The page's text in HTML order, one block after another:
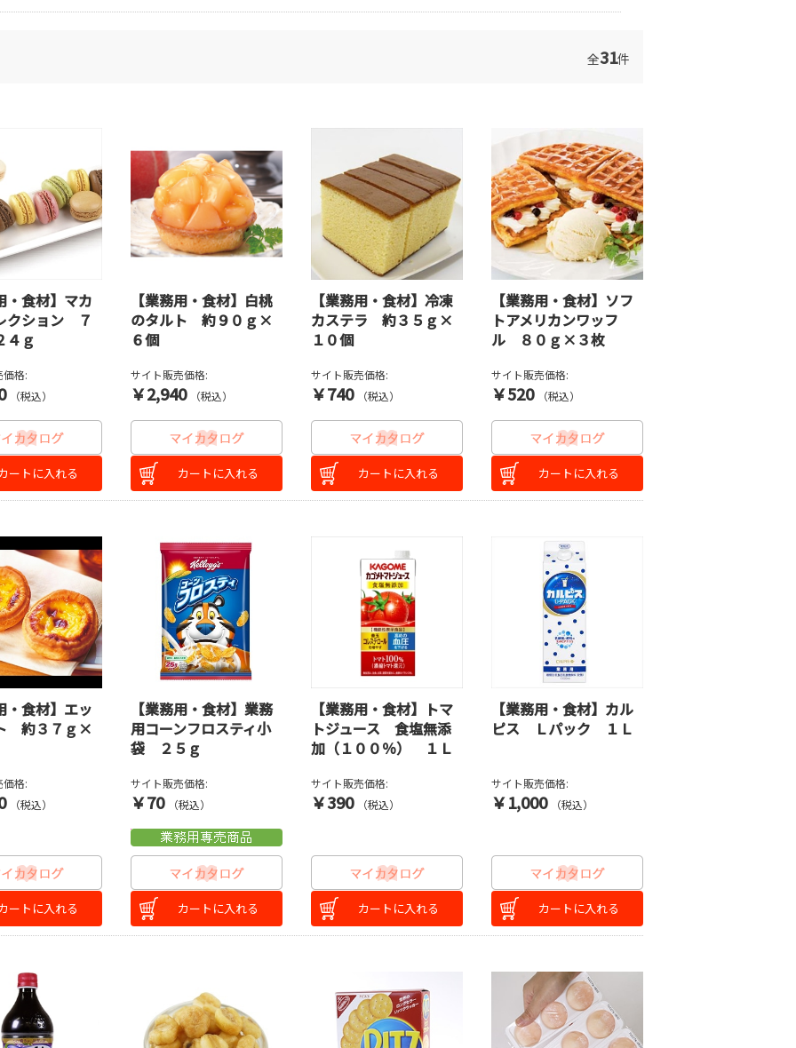
全31件
・食材】マカ
クション ７
ｇ
価格:
（税込）
ートに入れる
【業務用・食材】白桃
のタルト 約９０ｇ×
６個
サイト販売価格:
￥2,940 （税込）
カートに入れる
【業務用・食材】冷凍
カステラ 約３５ｇ×
１０個
サイト販売価格:
￥740 （税込）
カートに入れる
【業務用・食材】ソフ
トアメリカンワッフ
ル ８０ｇ×３枚
サイト販売価格:
￥520 （税込）
カートに入れる
・食材】エッ
約３７ｇ×
価格:
（税込）
ートに入れる
【業務用・食材】業務
用コーンフロスティ小
袋 ２５ｇ
サイト販売価格:
￥70 （税込）
カートに入れる
【業務用・食材】トマ
トジュース 食塩無添
加（１００％） １Ｌ
サイト販売価格:
￥390 （税込）
カートに入れる
【業務用・食材】カル
ピス Ｌパック １Ｌ
サイト販売価格:
￥1,000 （税込）
カートに入れる